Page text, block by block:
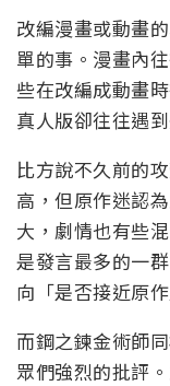
改編漫畫或動畫
單的事。漫畫內
些在改編成動畫
真人版卻往往遇
比方說不久前的
高，但原作迷認
大，劇情也有些
是發言最多的一
向「是否接近原
而鋼之鍊金術師
眾們強烈的批評